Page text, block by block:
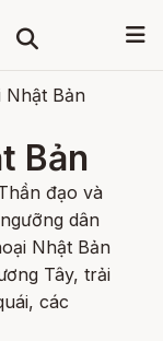
Nhật Bản
Bản
đạo và
dân
Nhật Bản
Tây, trải
các